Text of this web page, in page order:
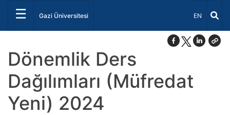
☰ Gazi Üniversitesi Dil Seçiniz
EN
Dönemlik Ders
Dağılımları (Müfredat
Yeni) 2024